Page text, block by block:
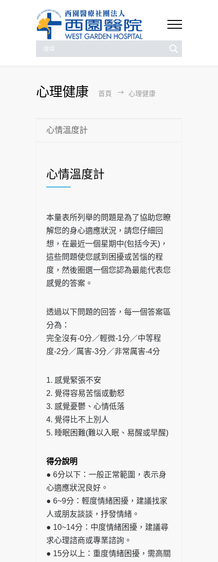
心理健康 首頁 心理健康
心情溫度計
心情溫度計
本量表所列舉的問題是為了協助您瞭
解您的身心適應狀況，請您仔細回
想，在最近一個星期中(包括今天)，
這些問題使您感到困擾或苦惱的程
度，然後圈選一個您認為最能代表您
感覺的答案。
透過以下問題的回答，每一個答案區
分為：
完全沒有-0分／輕微-1分／中等程
度-2分／厲害-3分／非常厲害-4分
1. 感覺緊張不安
2. 覺得容易苦惱或動怒
3. 感覺憂鬱、心情低落
4. 覺得比不上別人
5. 睡眠困難(難以入眠、易醒或早醒)
得分說明
● 6分以下：一般正常範圍，表示身
心適應狀況良好。
● 6~9分：輕度情緒困擾，建議找家
人或朋友談談，抒發情緒。
● 10~14分：中度情緒困擾，建議尋
求心理諮商或專業諮詢。
● 15分以上：重度情緒困擾，需高關